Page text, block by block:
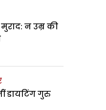
न उम्र की
डायटिंग गुरु